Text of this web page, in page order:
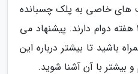
های خاصی به پلک چسبانده
می شوند و معمولاً بین 1 تا 2 هفته دوام دارند. پیشنهاد می
باشید تا بیشتر درباره این
با آن آشنا شوید.